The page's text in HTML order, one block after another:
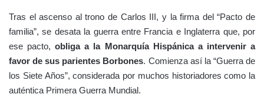
Tras el ascenso al trono de Carlos III, y la firma del “Pacto de
familia”, se desata la guerra entre Francia e Inglaterra que, por
ese pacto,obliga a la Monarquía Hispánica a intervenir a
favor de sus parientes Borbones. Comienza así la “Guerra de
los Siete Años”, considerada por muchos historiadores como la
auténtica Primera Guerra Mundial.